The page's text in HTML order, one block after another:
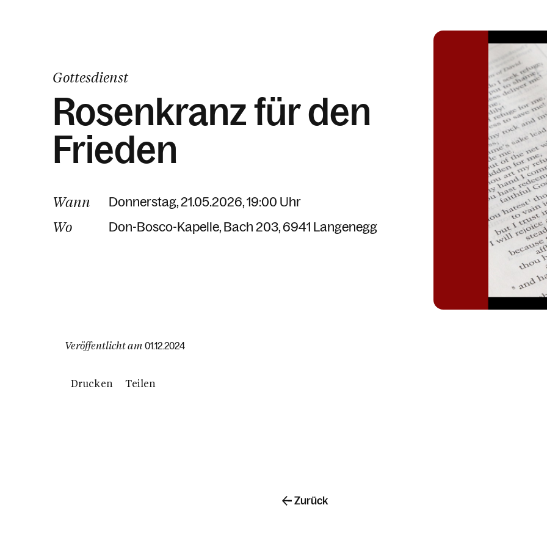
Gottesdienst
Rosenkranz für den
Frieden
Wann Donnerstag, 21.05.2026, 19:00 Uhr
Wo Don-Bosco-Kapelle Bach 203 6941 Langenegg
Veröffentlicht am 01.12.2024
Drucken Teilen
Zurück